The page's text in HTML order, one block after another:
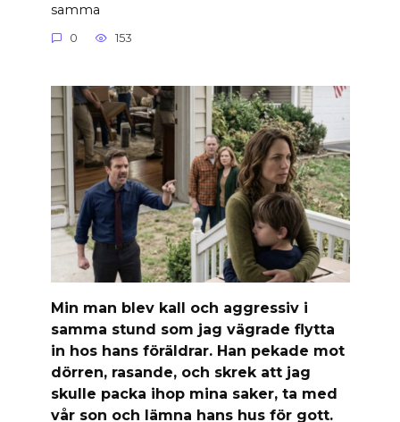
samma
0 153
Min man blev kall och aggressiv i
samma stund som jag vägrade flytta
in hos hans föräldrar. Han pekade mot
dörren, rasande, och skrek att jag
skulle packa ihop mina saker, ta med
vår son och lämna hans hus för gott.